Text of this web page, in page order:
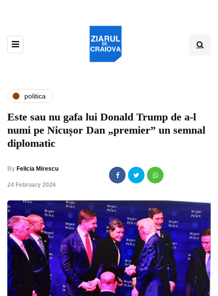
politica
Este sau nu gafa lui Donald Trump de a-l
numi pe Nicușor Dan „premier” un semnal
diplomatic
By Felicia Mirescu
,24 February 2026